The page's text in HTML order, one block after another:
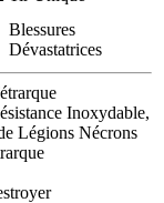
Blessures
Dévastatrices
Inoxydable,
Légions Nécrons